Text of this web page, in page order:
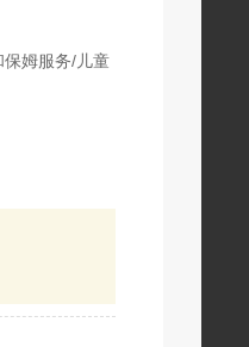
姆服务/儿童